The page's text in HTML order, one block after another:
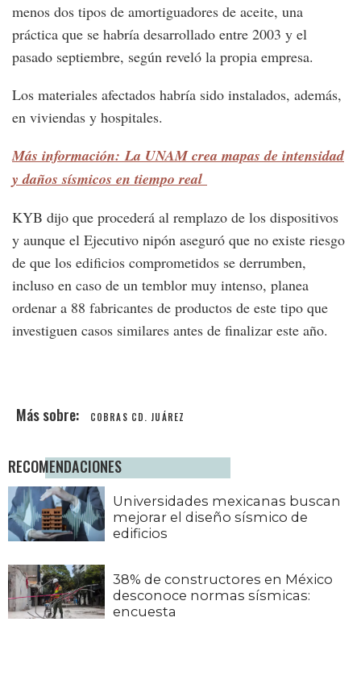
menos dos tipos de amortiguadores de aceite, una
práctica que se habría desarrollado entre 2003 y el
pasado septiembre, según reveló la propia empresa.
Los materiales afectados habría sido instalados, además,
en viviendas y hospitales.
Más información: La UNAM crea mapas de intensidad
y daños sísmicos en tiempo real
KYB dijo que procederá al remplazo de los dispositivos
y aunque el Ejecutivo nipón aseguró que no existe riesgo
de que los edificios comprometidos se derrumben,
incluso en caso de un temblor muy intenso, planea
ordenar a 88 fabricantes de productos de este tipo que
investiguen casos similares antes de finalizar este año.
COBRAS CD. JUÁREZ
RECOMENDACIONES
Universidades mexicanas buscan
mejorar el diseño sísmico de
edificios
38% de constructores en México
desconoce normas sísmicas:
encuesta